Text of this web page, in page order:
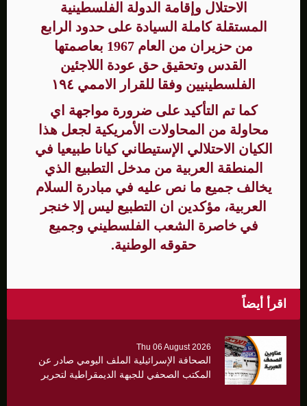
الاحتلال وإقامة الدولة الفلسطينية
المستقلة كاملة السيادة على حدود الرابع
من حزيران من العام 1967 بعاصمتها
القدس وتحقيق حق عودة اللاجئين
الفلسطينيين وفقا للقرار الاممي ١٩٤
كما تم التأكيد على ضرورة مواجهة اي
محاولة من المحاولات الأمريكية لجعل هذا
الكيان الاحتلالي الإستيطاني كيانا طبيعيا في
المنطقة العربية من مدخل التطبيع الذي
يخالف جميع ما نص عليه في مبادرة السلام
العربية، مؤكدين ان التطبيع ليس إلا خنجر
في خاصرة الشعب الفلسطيني وجميع
حقوقه الوطنية.
اقرأ أيضاً
Thu 06 August 2026
الصحافة الإسرائيلية الملف اليومي صادر عن
المكتب الصحفي للجبهة الديمقراطية لتحرير